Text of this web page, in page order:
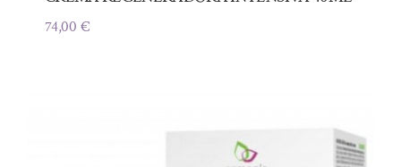
74,00 €